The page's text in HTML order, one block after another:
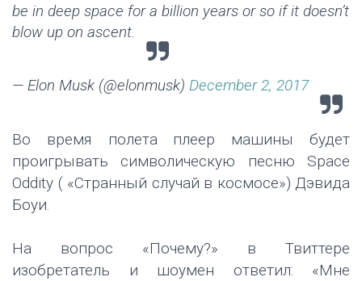
be in deep space for a billion years or so if it doesn’t
blow up on ascent.
— Elon Musk (@elonmusk) December 2, 2017
Во время полета плеер машины будет
проигрывать символическую песню Space
Oddity ( «Странный случай в космосе») Дэвида
Боуи.
На вопрос «Почему?» в Твиттере
изобретатель и шоумен ответил: «Мне